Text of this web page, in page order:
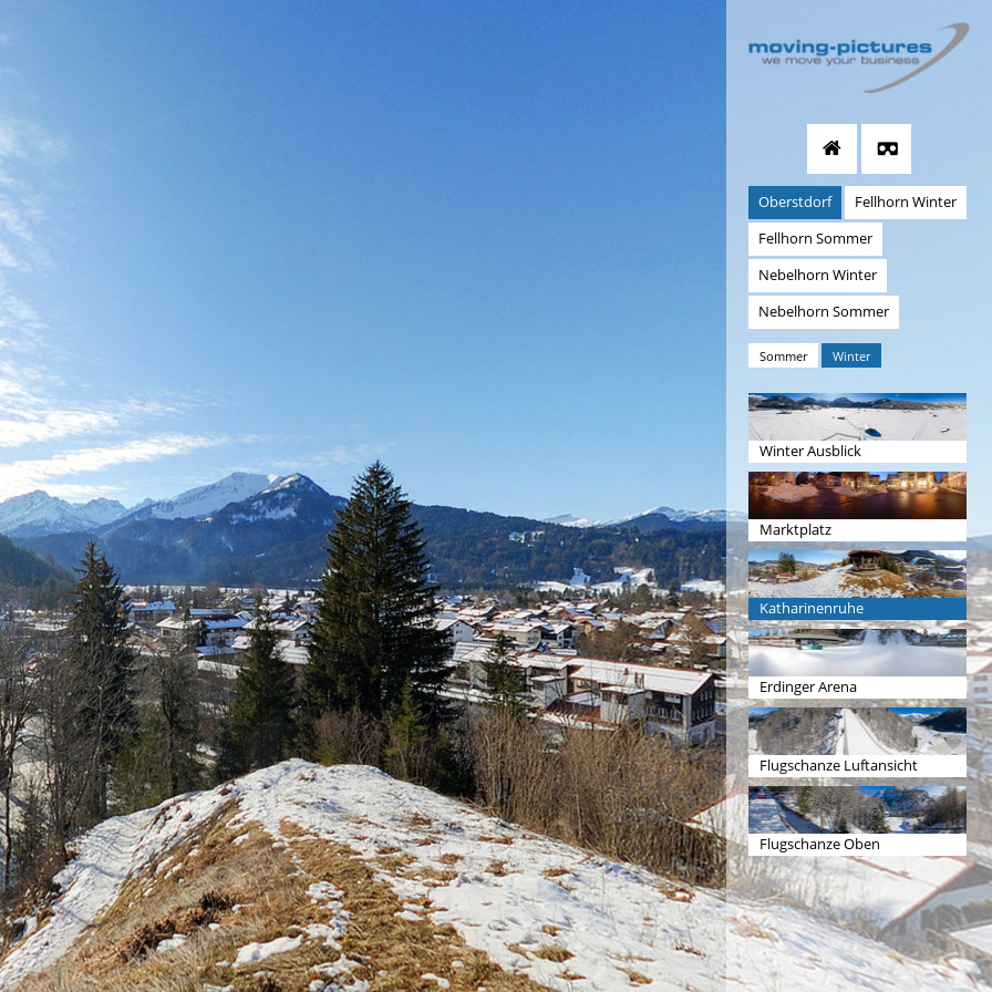
Oberstdorf
Fellhorn Winter
Fellhorn Sommer
Nebelhorn Winter
Nebelhorn Sommer
Sommer Winter
Winter Ausblick
Marktplatz
Katharinenruhe
Erdinger Arena
Flugschanze Luftansicht
Flugschanze Oben